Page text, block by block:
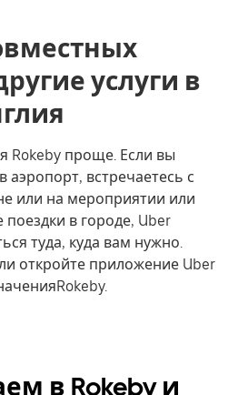
услуги в
Rokeby проще. Если вы
аэропорт, встречаетесь с
или на мероприятии или
в городе, Uber
туда, куда вам нужно.
откройте приложение Uber
в Rokeby и